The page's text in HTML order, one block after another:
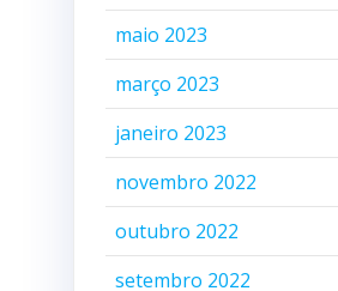
maio 2023
março 2023
janeiro 2023
novembro 2022
outubro 2022
setembro 2022